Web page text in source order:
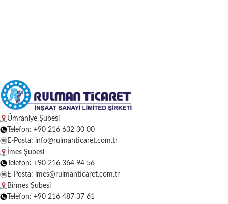
Ümraniye Şubesi
Telefon: +90 216 632 30 00
E-Posta: info@rulmanticaret.com.tr
İmes Şubesi
Telefon: +90 216 364 94 56
E-Posta: imes@rulmanticaret.com.tr
Birmes Şubesi
Telefon: +90 216 487 37 61